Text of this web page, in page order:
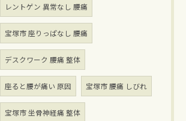
レントゲン 異常なし 腰痛
宝塚市 座りっぱなし 腰痛
デスクワーク 腰痛 整体
座ると腰が痛い 原因 宝塚市 腰痛 しびれ
宝塚市 坐骨神経痛 整体